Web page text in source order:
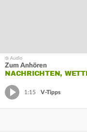
Zum Anhören
NACHRICHTEN,
1:15 V-Tipps